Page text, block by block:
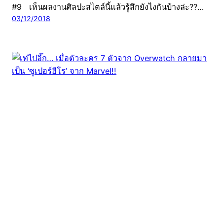
#9 เห็นผลงานศิลปะสไตล์นี้แล้วรู้สึกยังไงกันบ้างล่ะ??…
03/12/2018